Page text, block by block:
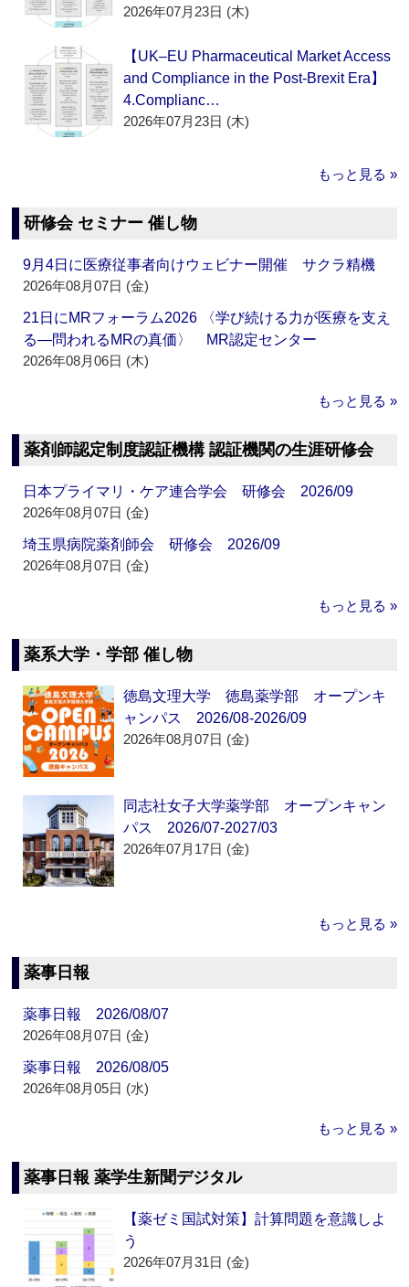
2026年07月23日 (木)
【UK–EU Pharmaceutical Market Access
and Compliance in the Post-Brexit Era】
4.Complianc…
2026年07月23日 (木)
もっと見る »
研修会 セミナー 催し物
9月4日に医療従事者向けウェビナー開催 サクラ精機
2026年08月07日 (金)
21日にMRフォーラム2026 〈学び続ける力が医療を支え
る―問われるMRの真価〉 MR認定センター
2026年08月06日 (木)
もっと見る »
薬剤師認定制度認証機構 認証機関の生涯研修会
日本プライマリ・ケア連合学会 研修会 2026/09
2026年08月07日 (金)
埼玉県病院薬剤師会 研修会 2026/09
2026年08月07日 (金)
もっと見る »
薬系大学・学部 催し物
徳島文理大学 徳島薬学部 オープンキ
ャンパス 2026/08-2026/09
2026年08月07日 (金)
同志社女子大学薬学部 オープンキャン
パス 2026/07-2027/03
2026年07月17日 (金)
もっと見る »
薬事日報
薬事日報 2026/08/07
2026年08月07日 (金)
薬事日報 2026/08/05
2026年08月05日 (水)
もっと見る »
薬事日報 薬学生新聞デジタル
【薬ゼミ国試対策】計算問題を意識しよ
う
2026年07月31日 (金)